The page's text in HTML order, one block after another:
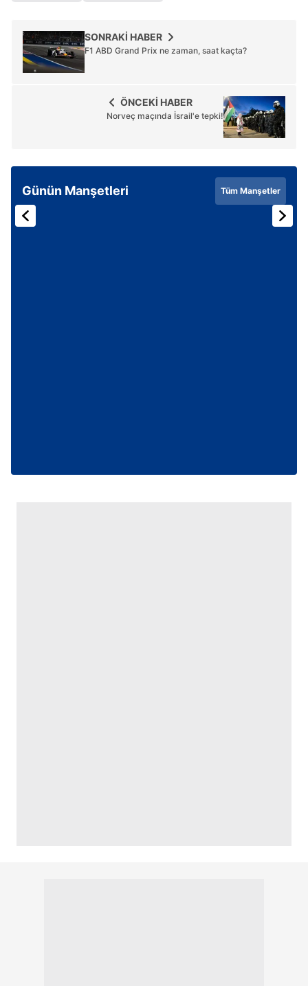
SONRAKİ HABER
F1 ABD Grand Prix ne zaman, saat kaçta?
ÖNCEKİ HABER
Norveç maçında İsrail'e tepki!
Günün Manşetleri Tüm Manşetler